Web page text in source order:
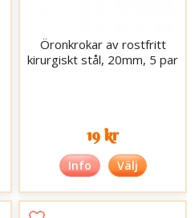
Öronkrokar av rostfritt
kirurgiskt stål, 20mm, 5 par
19 kr
Info Välj